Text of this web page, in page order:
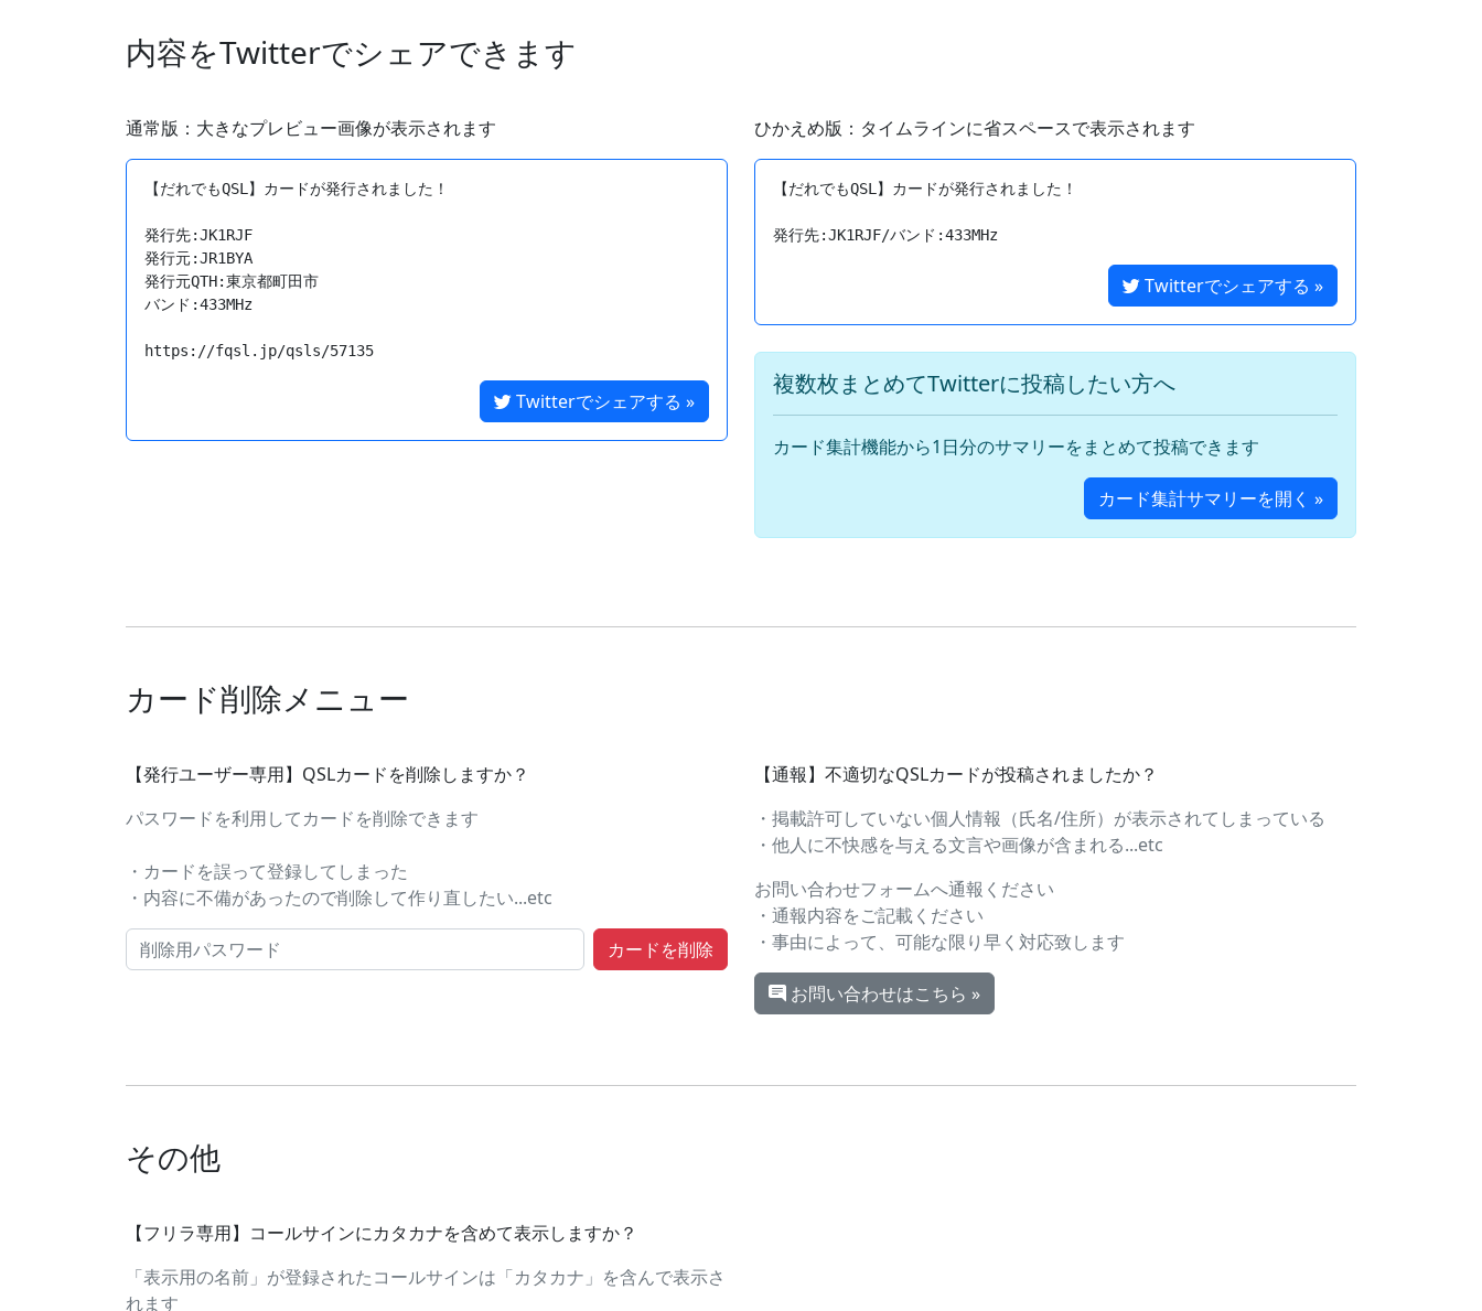
内容をTwitterでシェアできます
通常版：大きなプレビュー画像が表示されます
【だれでもQSL】カードが発行されました！
発行先:JK1RJF
発行元:JR1BYA
発行元QTH:東京都町田市
バンド:433MHz
https://fqsl.jp/qsls/57135
Twitterでシェアする »
ひかえめ版：タイムラインに省スペースで表示されます
【だれでもQSL】カードが発行されました！
Twitterでシェアする »
複数枚まとめてTwitterに投稿したい方へ
カード集計機能から1日分のサマリーをまとめて投稿できます
カード集計サマリーを開く »
カード削除メニュー
【発行ユーザー専用】QSLカードを削除しますか？
パスワードを利用してカードを削除できます
・カードを誤って登録してしまった
・内容に不備があったので削除して作り直したい...etc
【通報】不適切なQSLカードが投稿されましたか？
・掲載許可していない個人情報（氏名/住所）が表示されてしまっている
・他人に不快感を与える文言や画像が含まれる...etc
お問い合わせフォームへ通報ください
・通報内容をご記載ください
・事由によって、可能な限り早く対応致します
お問い合わせはこちら »
その他
【フリラ専用】コールサインにカタカナを含めて表示しますか？
「表示用の名前」が登録されたコールサインは「カタカナ」を含んで表示さ
れます